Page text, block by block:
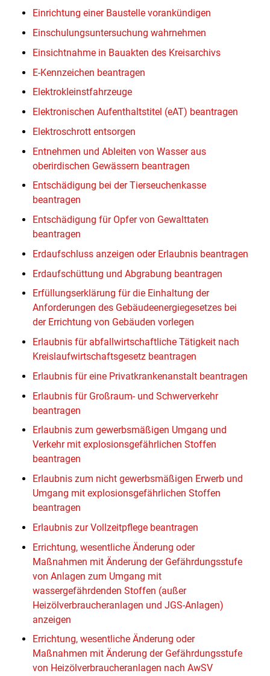
Einrichtung einer Baustelle vorankündigen
Einschulungsuntersuchung wahrnehmen
Einsichtnahme in Bauakten des Kreisarchivs
E-Kennzeichen beantragen
Elektrokleinstfahrzeuge
Elektronischen Aufenthaltstitel (eAT) beantragen
Elektroschrott entsorgen
Entnehmen und Ableiten von Wasser aus
oberirdischen Gewässern beantragen
Entschädigung bei der Tierseuchenkasse
beantragen
Entschädigung für Opfer von Gewalttaten
beantragen
Erdaufschluss anzeigen oder Erlaubnis beantragen
Erdaufschüttung und Abgrabung beantragen
Erfüllungserklärung für die Einhaltung der
Anforderungen des Gebäudeenergiegesetzes bei
der Errichtung von Gebäuden vorlegen
Erlaubnis für abfallwirtschaftliche Tätigkeit nach
Kreislaufwirtschaftsgesetz beantragen
Erlaubnis für eine Privatkrankenanstalt beantragen
Erlaubnis für Großraum- und Schwerverkehr
beantragen
Erlaubnis zum gewerbsmäßigen Umgang und
Verkehr mit explosionsgefährlichen Stoffen
beantragen
Erlaubnis zum nicht gewerbsmäßigen Erwerb und
Umgang mit explosionsgefährlichen Stoffen
beantragen
Erlaubnis zur Vollzeitpflege beantragen
Errichtung, wesentliche Änderung oder
Maßnahmen mit Änderung der Gefährdungsstufe
von Anlagen zum Umgang mit
wassergefährdenden Stoffen (außer
Heizölverbraucheranlagen und JGS-Anlagen)
anzeigen
Errichtung, wesentliche Änderung oder
Maßnahmen mit Änderung der Gefährdungsstufe
von Heizölverbraucheranlagen nach AwSV